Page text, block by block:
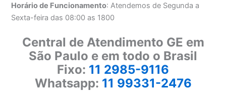
Horário de Funcionamento: Atendemos de Segunda a
Sexta-feira das 08:00 as 1800
Central de Atendimento GE em
São Paulo e em todo o Brasil
Fixo: 11 2985-9116
Whatsapp: 11 99331-2476